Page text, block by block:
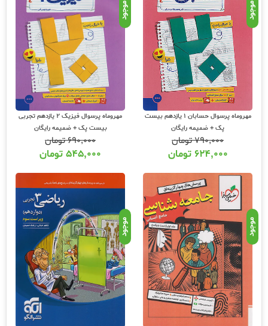
موجود
مهروماه پرسوال حسابان 1 یازدهم بیست
پک + ضمیمه رایگان
۷۹۰,۰۰۰تومان
۶۲۴,۰۰۰ تومان
موجود
مهروماه پرسوال فیزیک 2 یازدهم تجربی
بیست پک + ضمیمه رایگان
۶۹۰,۰۰۰تومان
۵۴۵,۰۰۰ تومان
موجود موجود